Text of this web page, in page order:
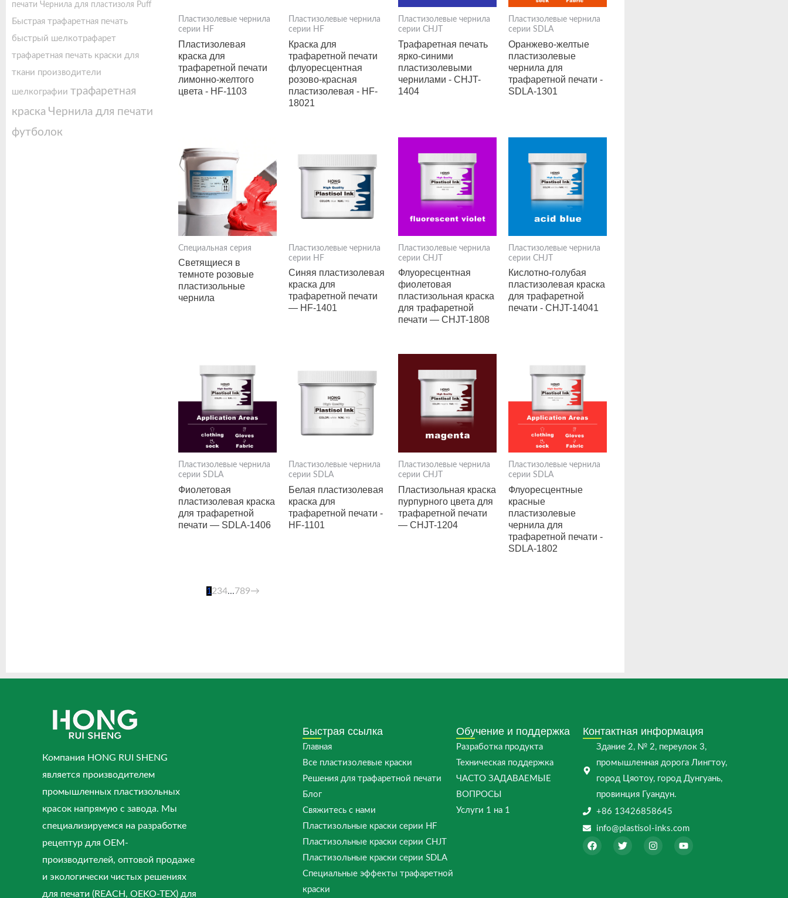
печати Чернила для пластизоля Puff
Быстрая трафаретная печать
быстрый шелкотрафарет
трафаретная печать краски для
ткани производители
шелкографии трафаретная
краска Чернила для печати
футболок
Пластизолевые чернила
серии HF
Пластизолевая
краска для
трафаретной печати
лимонно-желтого
цвета - HF-1103
Пластизолевые чернила
серии HF
Краска для
трафаретной печати
флуоресцентная
розово-красная
пластизолевая - HF-
18021
Пластизолевые чернила
серии CHJT
Трафаретная печать
ярко-синими
пластизолевыми
чернилами - CHJT-
1404
Пластизолевые чернила
серии SDLA
Оранжево-желтые
пластизолевые
чернила для
трафаретной печати -
SDLA-1301
Специальная серия
Светящиеся в
темноте розовые
пластизольные
чернила
Пластизолевые чернила
серии HF
Синяя пластизолевая
краска для
трафаретной печати
— HF-1401
Пластизолевые чернила
серии CHJT
Флуоресцентная
фиолетовая
пластизольная краска
для трафаретной
печати — CHJT-1808
Пластизолевые чернила
серии CHJT
Кислотно-голубая
пластизолевая краска
для трафаретной
печати - CHJT-14041
Пластизолевые чернила
серии SDLA
Фиолетовая
пластизолевая краска
для трафаретной
печати — SDLA-1406
Пластизолевые чернила
серии SDLA
Белая пластизолевая
краска для
трафаретной печати -
HF-1101
Пластизолевые чернила
серии CHJT
Пластизольная краска
пурпурного цвета для
трафаретной печати
— CHJT-1204
Пластизолевые чернила
серии SDLA
Флуоресцентные
красные
пластизолевые
чернила для
трафаретной печати -
SDLA-1802
1 234...789→
Компания HONG RUI SHENG
является производителем
промышленных пластизольных
красок напрямую с завода. Мы
специализируемся на разработке
рецептур для OEM-
производителей, оптовой продаже
и экологически чистых решениях
для печати (REACH, OEKO-TEX) для
Быстрая ссылка
Главная
Все пластизолевые краски
Решения для трафаретной печати
Блог
Свяжитесь с нами
Пластизольные краски серии HF
Пластизольные краски серии CHJT
Пластизольные краски серии SDLA
Специальные эффекты трафаретной
краски
Обучение и поддержка
Разработка продукта
Техническая поддержка
ЧАСТО ЗАДАВАЕМЫЕ
ВОПРОСЫ
Услуги 1 на 1
Контактная информация
Здание 2, № 2, переулок 3,
промышленная дорога Лингтоу,
город Цяотоу, город Дунгуань,
провинция Гуандун.
+86 13426858645
info@plastisol-inks.com
F
a
T
w
I
n
Y
o